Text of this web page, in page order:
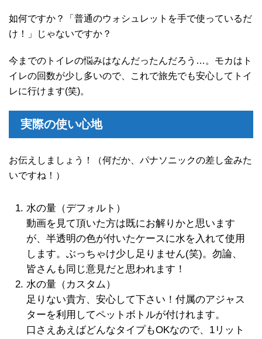
如何ですか？「普通のウォシュレットを手で使っているだ
け！」じゃないですか？
今までのトイレの悩みはなんだったんだろう…。モカはト
イレの回数が少し多いので、これで旅先でも安心してトイ
レに行けます(笑)。
実際の使い心地
お伝えしましょう！（何だか、パナソニックの差し金みた
いですね！）
水の量（デフォルト）
動画を見て頂いた方は既にお解りかと思います
が、半透明の色が付いたケースに水を入れて使用
します。ぶっちゃけ少し足りません(笑)。勿論、
皆さんも同じ意見だと思われます！
水の量（カスタム）
足りない貴方、安心して下さい！付属のアジャス
ターを利用してペットボトルが付けれます。
口さえあえばどんなタイプもOKなので、1リット